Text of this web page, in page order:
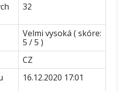
32
Velmi vysoká ( skóre:
5 / 5 )
CZ
16.12.2020 17:01